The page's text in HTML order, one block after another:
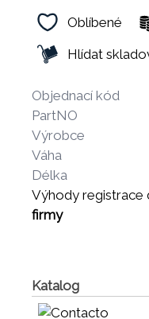
Oblíbené
Hlídat
Objednací kód
PartNO
Výrobce
Váha
Délka
Výhody registrace
firmy
Katalog